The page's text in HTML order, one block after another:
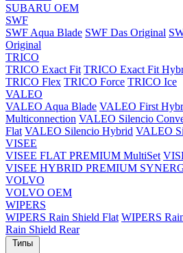
SUBARU OEM
SWF
SWF Aqua Blade SWF Das Original
Original
TRICO
TRICO Exact Fit TRICO Exact Fit
TRICO Flex TRICO Force TRICO Ice
VALEO
VALEO Aqua Blade VALEO First
Multiconnection VALEO Silencio
Flat VALEO Silencio Hybrid VALEO
VISEE
VISEE FLAT PREMIUM MultiSet
VISEE HYBRID PREMIUM
VOLVO
VOLVO OEM
WIPERS
WIPERS Rain Shield Flat WIPERS
Rain Shield Rear
Типы